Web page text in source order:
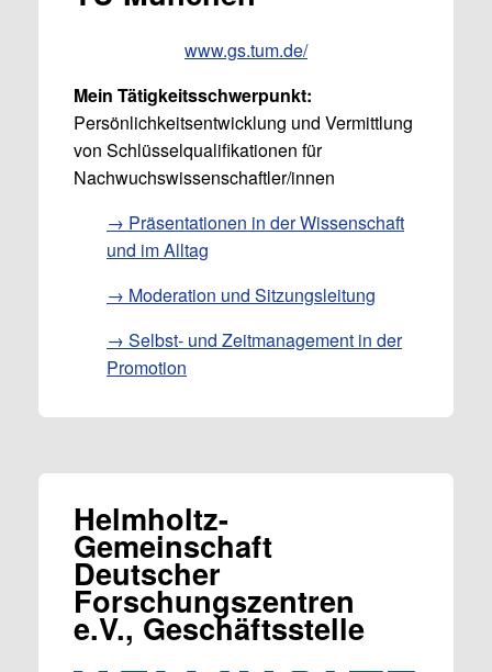
www.gs.tum.de/
Mein Tätigkeitsschwerpunkt:
Persönlichkeitsentwicklung und Vermittlung
von Schlüsselqualifikationen für
Nachwuchswissenschaftler/innen
→ Präsentationen in der Wissenschaft
und im Alltag
→ Moderation und Sitzungsleitung
→ Selbst- und Zeitmanagement in der
Promotion
Helmholtz-
Gemeinschaft
Deutscher
Forschungszentren
e.V., Geschäftsstelle